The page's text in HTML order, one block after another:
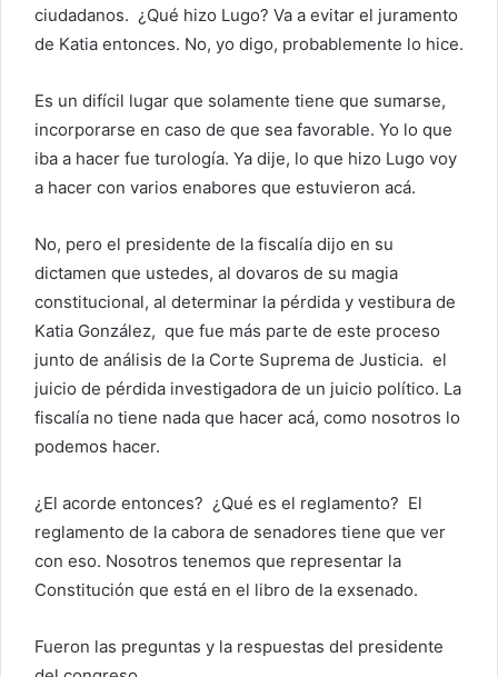
ciudadanos. ¿Qué hizo Lugo? Va a evitar el juramento
de Katia entonces. No, yo digo, probablemente lo hice.
Es un difícil lugar que solamente tiene que sumarse,
incorporarse en caso de que sea favorable. Yo lo que
iba a hacer fue turología. Ya dije, lo que hizo Lugo voy
a hacer con varios enabores que estuvieron acá.
No, pero el presidente de la fiscalía dijo en su
dictamen que ustedes, al dovaros de su magia
constitucional, al determinar la pérdida y vestibura de
Katia González, que fue más parte de este proceso
junto de análisis de la Corte Suprema de Justicia. el
juicio de pérdida investigadora de un juicio político. La
fiscalía no tiene nada que hacer acá, como nosotros lo
podemos hacer.
¿El acorde entonces? ¿Qué es el reglamento? El
reglamento de la cabora de senadores tiene que ver
con eso. Nosotros tenemos que representar la
Constitución que está en el libro de la exsenado.
Fueron las preguntas y la respuestas del presidente